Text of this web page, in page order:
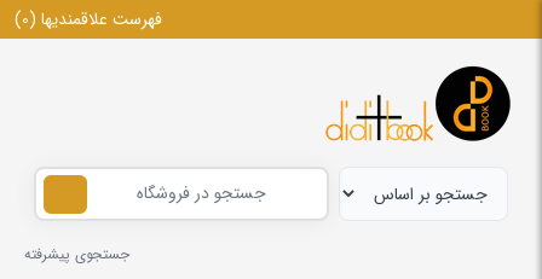
فهرست علاقمندیها (0)
جستجوی پیشرفته